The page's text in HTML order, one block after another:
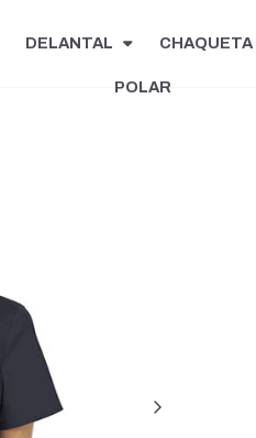
DELANTAL CHAQUETA
POLAR